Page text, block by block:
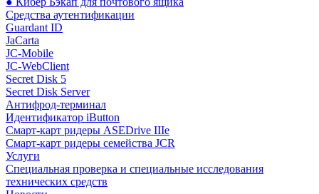
Средства аутентификации
Guardant ID
JaCarta
JC-Mobile
JC-WebClient
Secret Disk 5
Secret Disk Server
Антифрод-терминал
Идентификатор iButton
Смарт-карт ридеры ASEDrive IIIe
Смарт-карт ридеры семейства JCR
Услуги
Специальная проверка и специальные исследования
технических средств